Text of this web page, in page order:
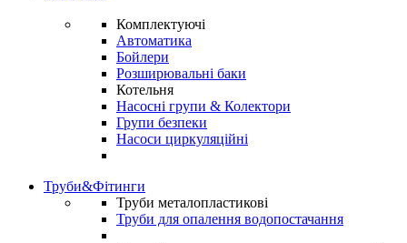
Комплектуючі
Автоматика
Бойлери
Розширювальні баки
Котельня
Насосні групи & Колектори
Групи безпеки
Насоси циркуляційні
Труби&Фітинги
Труби металопластикові
Труби для опалення водопостачання